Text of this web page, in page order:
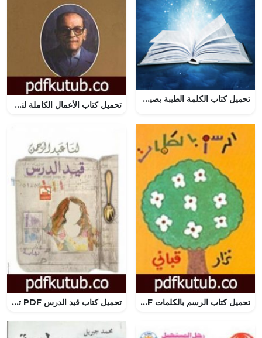
تحميل كتاب الكلمة الطيبة بصيغة PDF مجانا
تحميل كتاب الأعمال الكاملة لنجيب محفوظ 10 PDF تأليف نجيب محفوظ مجانا [كامل]
تحميل كتاب الرسم بالكلمات PDF تأليف نزار قباني مجانا [كامل] تحميل كتاب قيد الدرس PDF تأليف لنا عبد الرحمن مجانا [كامل]